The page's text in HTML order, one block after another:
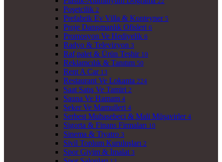
Poşetcilik 2
Prefabrik Ev Villa & Konteyner 5
Proje Danışmanlık Ofisleri 6
Promosyon Ve Hediyelik 6
Radyo & Televizyon 3
Raf,palet & Ürün Teşhir 10
Reklamcılık & Tanıtım 50
Rent A Car 13
Restaurant Ve Lokanta 224
Saat Satış Ve Tamiri 2
Sauna Ve Hamam 4
Şeker Ve Mamulleri 4
Serbest Muhasebeci & Mali Müşavirler 4
Sigorta & Finans Firmaları 10
Sinema & Tiyatro 3
Sivil Toplum Kuruluşları 2
Spor Giyim & İmalat 3